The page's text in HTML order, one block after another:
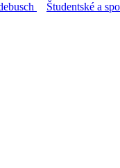
Študentské a